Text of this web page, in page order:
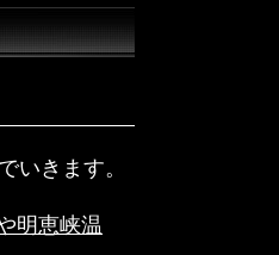
いきます。
明恵峡温